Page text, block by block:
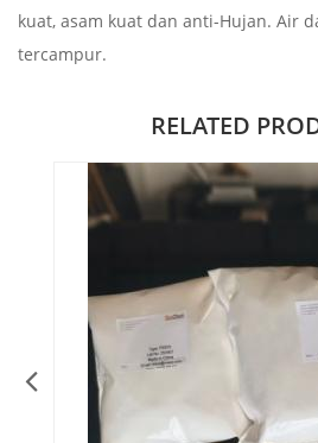
kuat, asam kuat dan anti-Hujan. Air
tercampur.
RELATED